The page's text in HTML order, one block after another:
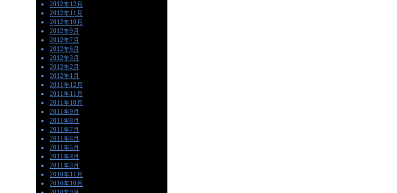
2012年12月
2012年11月
2012年10月
2012年9月
2012年7月
2012年6月
2012年3月
2012年2月
2012年1月
2011年12月
2011年11月
2011年10月
2011年9月
2011年8月
2011年7月
2011年6月
2011年5月
2011年4月
2011年3月
2010年11月
2010年10月